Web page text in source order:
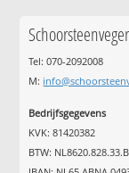
Tel: 070-2092008
M:
Bedrijfsgegevens
KVK: 81420382
BTW: